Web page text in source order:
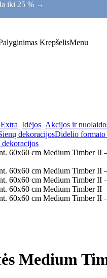
iki 25 % →
KrepšelisMenu
Idėjos Akcijos ir
dekoracijosDidelio formato
Medium